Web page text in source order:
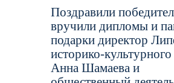
Поздравили
вручили дипломы и
подарки директор
историко-
Анна Шамаева и